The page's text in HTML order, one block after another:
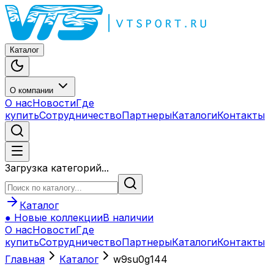
Каталог
О компании
О насНовостиГде
купитьСотрудничествоПартнерыКаталогиКонтакты
Загрузка категорий...
Каталог
● Новые коллекцииВ наличии
О насНовостиГде
купитьСотрудничествоПартнерыКаталогиКонтакты
Главная
Каталог w9su0g144